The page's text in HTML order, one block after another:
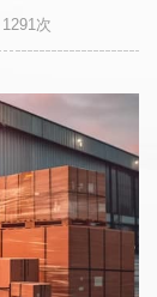
1291 次